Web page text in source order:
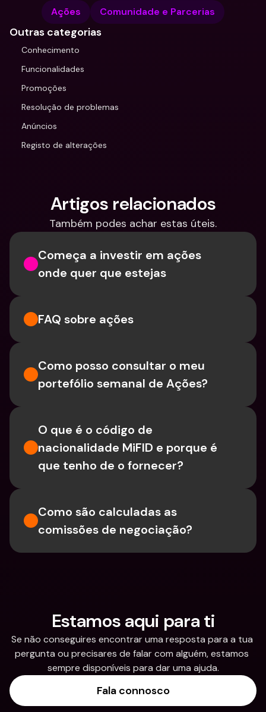
Ações Comunidade e Parcerias
Outras categorias
Conhecimento
Funcionalidades
Promoções
Resolução de problemas
Anúncios
Registo de alterações
Artigos relacionados
Também podes achar estas úteis.
Começa a investir em ações
onde quer que estejas
FAQ sobre ações
Como posso consultar o meu
portefólio semanal de Ações?
O que é o código de
nacionalidade MiFID e porque é
que tenho de o fornecer?
Como são calculadas as
comissões de negociação?
Estamos aqui para ti
Se não conseguires encontrar uma resposta para a tua
pergunta ou precisares de falar com alguém, estamos
sempre disponíveis para dar uma ajuda.
Fala connosco